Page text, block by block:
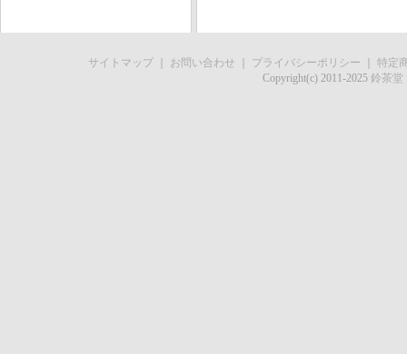
サイトマップ お問い合わせ プライバシーポリシー
特定
Copyright(c) 2011-2025 鈴茶堂